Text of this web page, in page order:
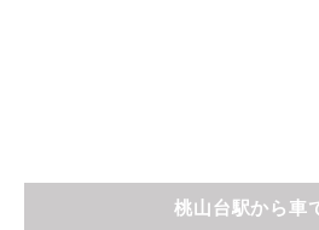
桃山台駅から車